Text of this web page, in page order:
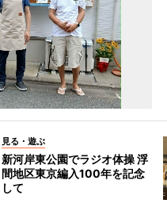
見る・遊ぶ
新河岸東公園でラジオ体操 浮
間地区東京編入100年を記念
して